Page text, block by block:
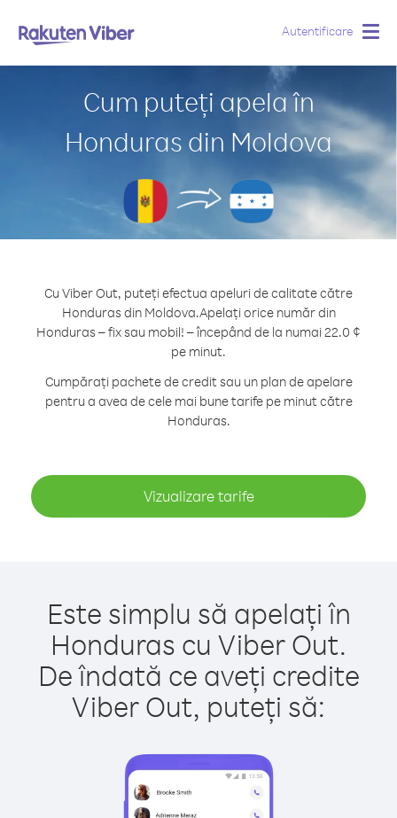
Autentificare
Cum puteți apela în
Honduras din Moldova
Cu Viber Out, puteți efectua apeluri de calitate către
Honduras din Moldova.Apelați orice număr din
Honduras – fix sau mobil! – începând de la numai 22.0 ¢
pe minut.
Cumpărați pachete de credit sau un plan de apelare
pentru a avea de cele mai bune tarife pe minut către
Honduras.
Vizualizare tarife
Este simplu să apelați în
Honduras cu Viber Out.
De îndată ce aveți credite
Viber Out, puteți să: